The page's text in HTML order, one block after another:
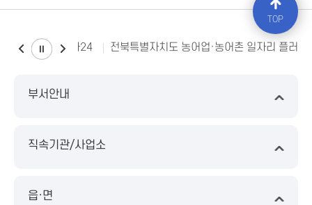
소비자24 전북특별자치도 농어업·농어촌 일자리 플러스
부서안내
직속기관/사업소
읍·면
TOP